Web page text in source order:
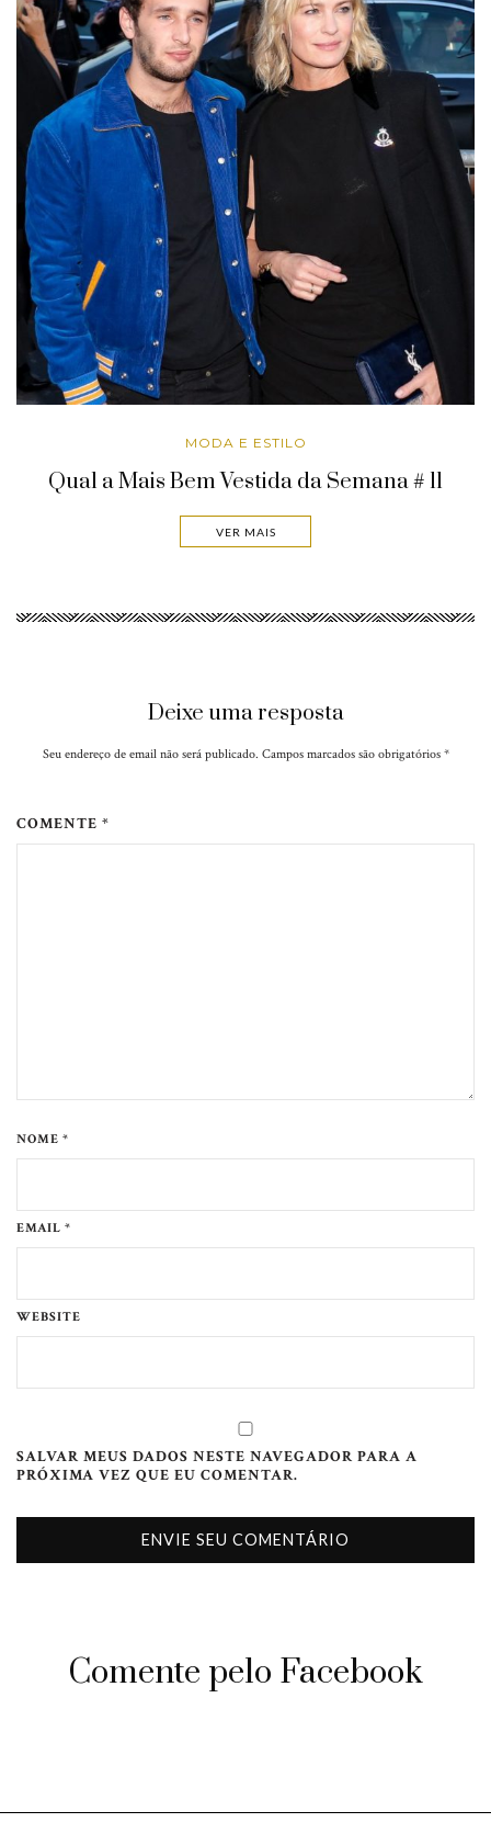
MODA E ESTILO
Qual a Mais Bem Vestida da Semana # 11
VER MAIS
Deixe uma resposta
Seu endereço de email não será publicado. Campos marcados são obrigatórios *
COMENTE *
NOME *
EMAIL *
WEBSITE
SALVAR MEUS DADOS NESTE NAVEGADOR PARA A
PRÓXIMA VEZ QUE EU COMENTAR.
Comente pelo Facebook